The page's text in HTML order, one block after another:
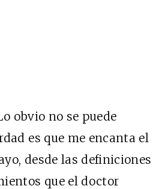
obvio no se puede
es que me encanta el
desde las definiciones
que el doctor